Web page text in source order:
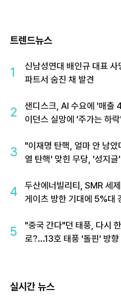
트렌드뉴스
1
신남성연대 배인규 대표
파트서 숨진 채 발견
2
샌디스크, AI 수요에 '매출
이던스 실망에 '주가는 하락'
3
"이재명 탄핵, 얼마 안 남았
열 탄핵' 맞힌 무당, '성지글
4
두산에너빌리티, SMR 세제
게이츠 방한 기대에 5%대
5
"중국 간다"던 태풍, 다시
로?...13호 태풍 '돌핀' 방향
실시간 뉴스